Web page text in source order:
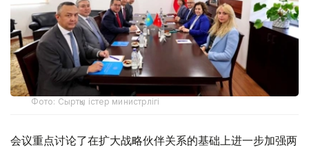
Фото: Сыртқы істер министрлігі
会议重点讨论了在扩大战略伙伴关系的基础上进一步加强两